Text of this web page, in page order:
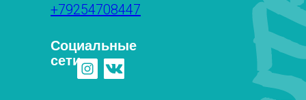
Социальные
сети
+79254708447